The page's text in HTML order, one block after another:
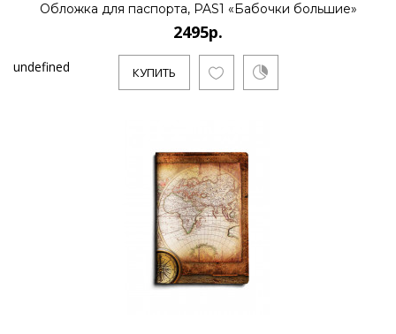
Обложка для паспорта, PAS1 «Бабочки большие»
2495р.
КУПИТЬ
undefined